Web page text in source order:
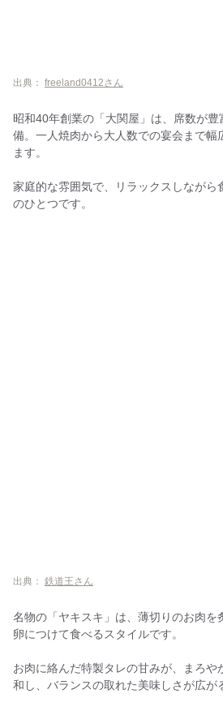
出典： freeland0412さん
昭和40年創業の「大関屋」は、席数が
備。一人焼肉から大人数での宴会まで幅
ます。
家庭的な雰囲気で、リラックスしながら
のひとつです。
出典： 鉄道王さん
名物の「ヤキスキ」は、薄切りのお肉を
卵につけて食べるスタイルです。
お肉に絡んだ特製タレの甘みが、まろや
和し、バランスの取れた美味しさが広が